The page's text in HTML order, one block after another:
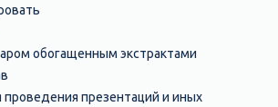
обогащенным экстрактами
презентаций и иных